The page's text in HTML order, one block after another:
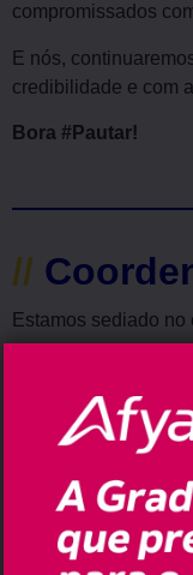
compromissados
E nós,
credibilidade e com
Bora #Pautar!
//
Estamos sediado
WhatsApp: envie-
E-mail para envio de